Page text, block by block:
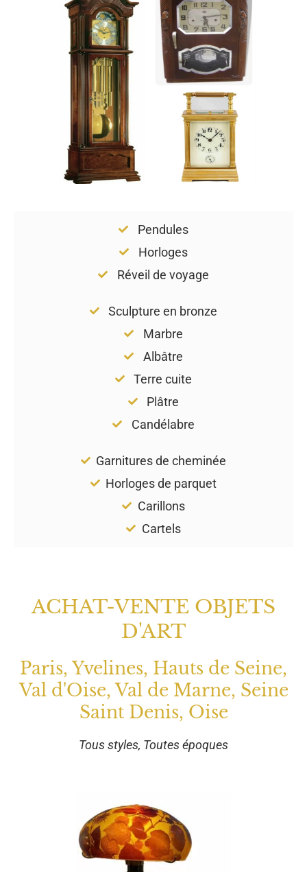
Pendules
Horloges
Réveil de voyage
Sculpture en bronze
Marbre
Albâtre
Terre cuite
Plâtre
Candélabre
Garnitures de cheminée
Horloges de parquet
Carillons
Cartels
ACHAT-VENTE OBJETS
D'ART
Paris, Yvelines, Hauts de Seine,
Val d'Oise, Val de Marne, Seine
Saint Denis, Oise
Tous styles, Toutes époques